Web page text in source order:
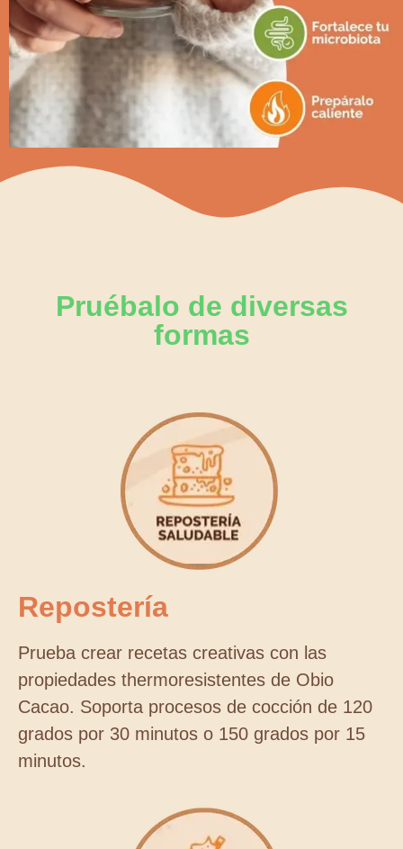
Pruébalo de diversas
formas
Repostería
Prueba crear recetas creativas con las
propiedades thermoresistentes de Obio
Cacao. Soporta procesos de cocción de 120
grados por 30 minutos o 150 grados por 15
minutos.